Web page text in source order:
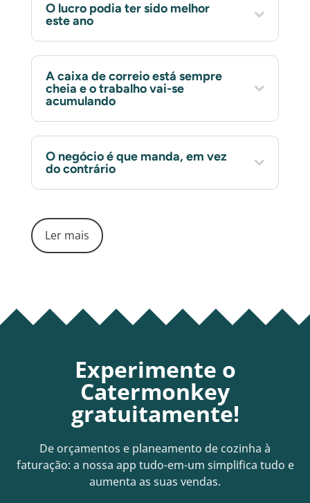
O lucro podia ter sido melhor
este ano
A caixa de correio está sempre
cheia e o trabalho vai-se
acumulando
O negócio é que manda, em vez
do contrário
Ler mais
Experimente o
Catermonkey
gratuitamente!
De orçamentos e planeamento de cozinha à
faturação: a nossa app tudo-em-um simplifica tudo e
aumenta as suas vendas.